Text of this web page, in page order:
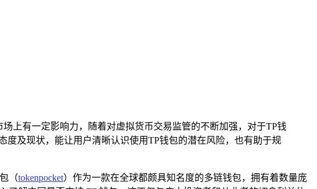
上有一定影响力，随着对虚拟货币交易监管的不断加强，对于TP钱
及现状，能让用户清晰认识使用TP钱包的潜在风险，也有助于规
（tokenpocket）作为一款在全球都颇具知名度的多链钱包，拥有着数量庞